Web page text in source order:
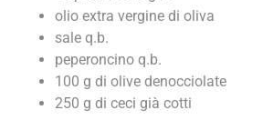
olio extra vergine di oliva
sale q.b.
peperoncino q.b.
100 g di olive denocciolate
250 g di ceci già cotti